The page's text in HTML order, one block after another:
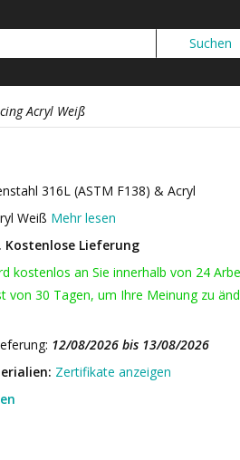
Acryl Weiß
316L (ASTM F138) & Acryl
Weiß Mehr lesen
Kostenlose Lieferung
kostenlos an Sie innerhalb von 24
von 30 Tagen, um Ihre Meinung zu
12/08/2026 bis 13/08/2026
Zertifikate anzeigen